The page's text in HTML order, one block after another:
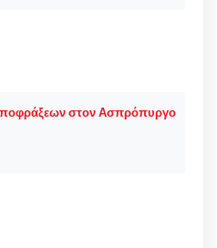
στον Ασπρόπυργο